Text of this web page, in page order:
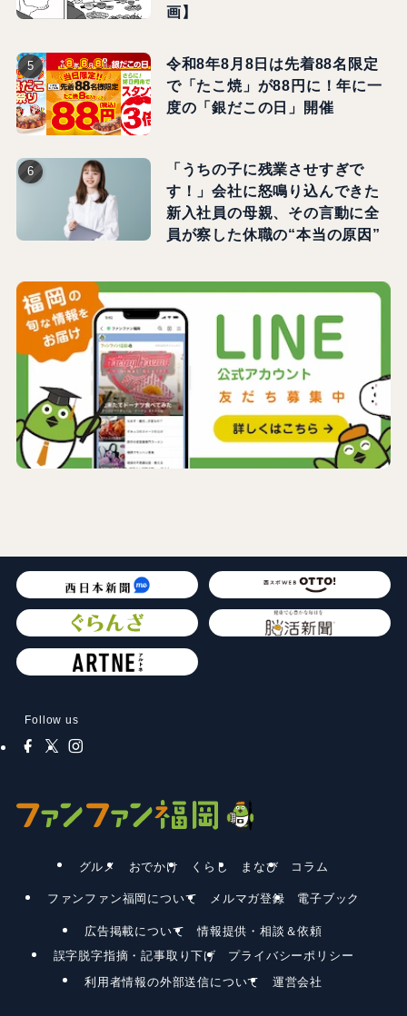
画】
令和8年8月8日は先着88名限定
で「たこ焼」が88円に！年に一
度の「銀だこの日」開催
「うちの子に残業させすぎで
す！」会社に怒鳴り込んできた
新入社員の母親、その言動に全
員が察した休職の“本当の原因”
Follow us
グルメ おでかけ くらし まなび コラム
ファンファン福岡について メルマガ登録 電子ブック
広告掲載について
情報提供・相談＆依頼
誤字脱字指摘・記事取り下げ
プライバシーポリシー
利用者情報の外部送信について
運営会社